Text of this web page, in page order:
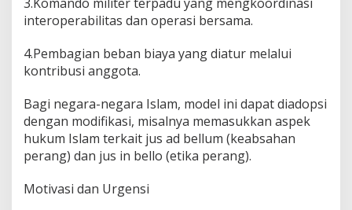
interoperabilitas dan operasi bersama.
4.Pembagian beban biaya yang diatur melalui
kontribusi anggota.
Bagi negara-negara Islam, model ini dapat diadopsi
dengan modifikasi, misalnya memasukkan aspek
hukum Islam terkait jus ad bellum (keabsahan
perang) dan jus in bello (etika perang).
Motivasi dan Urgensi